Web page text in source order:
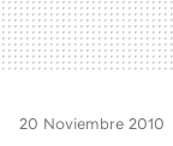
20 Noviembre 2010